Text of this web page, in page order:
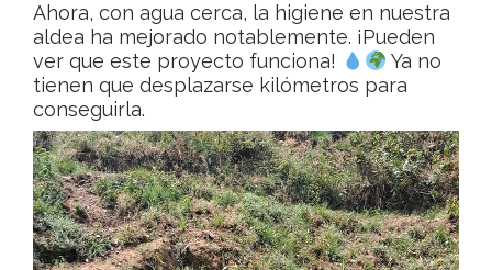
Ahora, con agua cerca, la higiene en nuestra
aldea ha mejorado notablemente. ¡Pueden
ver que este proyecto funciona!
Ya no
tienen que desplazarse kilómetros para
conseguirla.
Reproductor
de
vídeo